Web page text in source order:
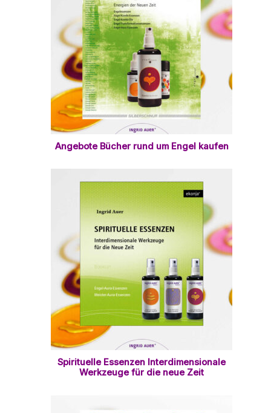
Angebote Bücher rund um Engel kaufen
Spirituelle Essenzen Interdimensionale
Werkzeuge für die neue Zeit